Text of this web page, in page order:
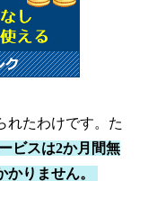
れたわけです。た
ビスは2か月間無
りません。